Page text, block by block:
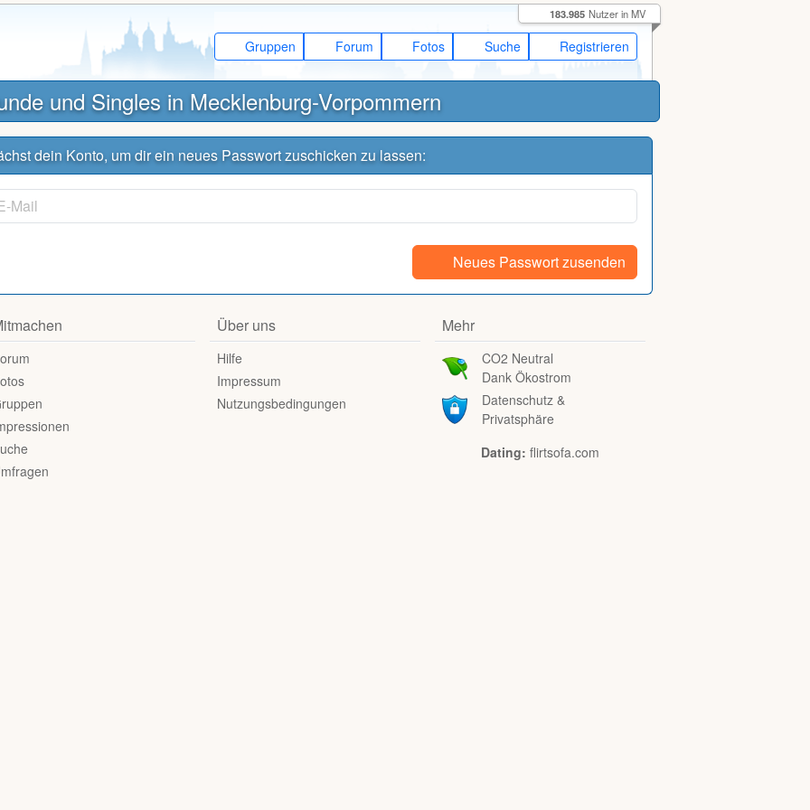
Gruppen Forum Fotos Suche Registrieren
183.985 Nutzer in MV
und Singles in Mecklenburg-Vorpommern
dein Konto, um dir ein neues Passwort zuschicken zu lassen:
Neues Passwort zusenden
Über uns
Hilfe
Impressum
Nutzungsbedingungen
Mehr
CO2 Neutral
Dank Ökostrom
Datenschutz &
Privatsphäre
Dating: flirtsofa.com